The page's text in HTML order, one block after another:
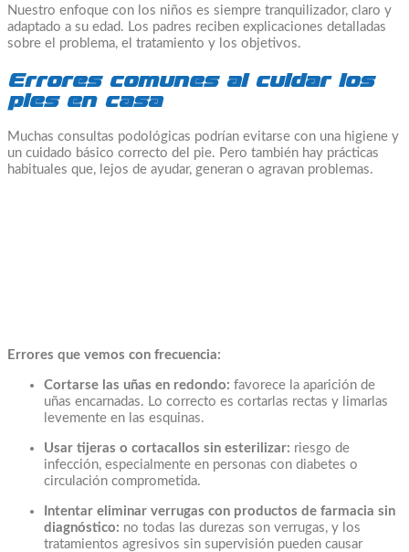
Nuestro enfoque con los niños es siempre tranquilizador, claro y
adaptado a su edad. Los padres reciben explicaciones detalladas
sobre el problema, el tratamiento y los objetivos.
Errores comunes al cuidar los
pies en casa
Muchas consultas podológicas podrían evitarse con una higiene y
un cuidado básico correcto del pie. Pero también hay prácticas
habituales que, lejos de ayudar, generan o agravan problemas.
Errores que vemos con frecuencia:
Cortarse las uñas en redondo: favorece la aparición de
uñas encarnadas. Lo correcto es cortarlas rectas y limarlas
levemente en las esquinas.
Usar tijeras o cortacallos sin esterilizar: riesgo de
infección, especialmente en personas con diabetes o
circulación comprometida.
Intentar eliminar verrugas con productos de farmacia sin
diagnóstico: no todas las durezas son verrugas, y los
tratamientos agresivos sin supervisión pueden causar